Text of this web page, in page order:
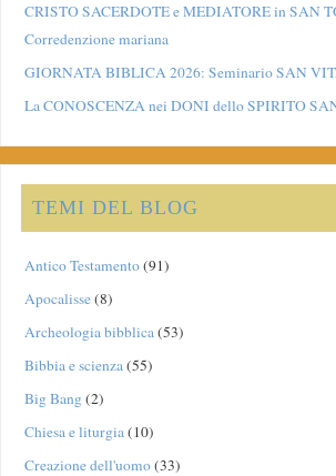
CRISTO SACERDOTE e MEDIATORE in SAN
Corredenzione mariana
GIORNATA BIBLICA 2026: Seminario SAN
La CONOSCENZA nei DONI dello SPIRITO
TEMI DEL BLOG
Antico Testamento(91)
Apocalisse(8)
Archeologia bibblica(53)
Bibbia e scienza(55)
Big Bang(2)
Chiesa e liturgia(10)
Creazione dell'uomo(33)